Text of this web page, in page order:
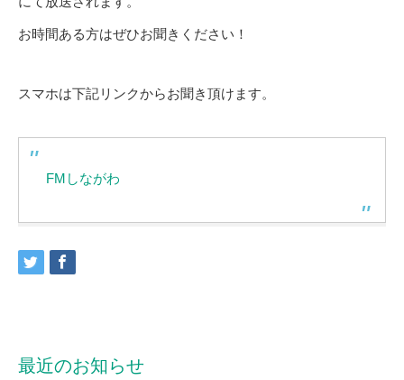
お時間ある方はぜひお聞きください！
スマホは下記リンクからお聞き頂けます。
FMしながわ
最近のお知らせ